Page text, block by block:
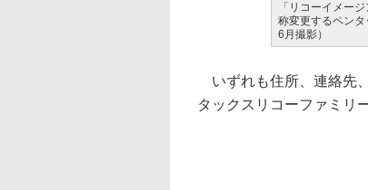
「リコーイメー
称変更するペン
6月撮影）
いずれも住所、連絡先
タックスリコーファミリ